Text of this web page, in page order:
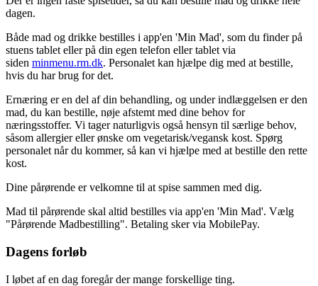
dagen.
Både mad og drikke bestilles i app'en 'Min Mad', som du finder på
stuens tablet eller på din egen telefon eller tablet via
siden minmenu.rm.dk. Personalet kan hjælpe dig med at bestille,
hvis du har brug for det.
Ernæring er en del af din behandling, og under indlæggelsen er den
mad, du kan bestille, nøje afstemt med dine behov for
næringsstoffer. Vi tager naturligvis også hensyn til særlige behov,
såsom allergier eller ønske om vegetarisk/vegansk kost. Spørg
personalet når du kommer, så kan vi hjælpe med at bestille den rette
kost.
Dine pårørende er velkomne til at spise sammen med dig.
Mad til pårørende skal altid bestilles via app'en 'Min Mad'. Vælg
"Pårørende Madbestilling". Betaling sker via MobilePay.
Dagens forløb
I løbet af en dag foregår der mange forskellige ting.